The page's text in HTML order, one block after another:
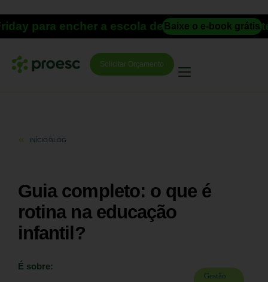
encher a escola de alunos com
Baixe o e-book grátis
Solicitar Orçamento
INÍCIO BLOG
Guia completo: o que é
rotina na educação
infantil?
É sobre:
Gestão